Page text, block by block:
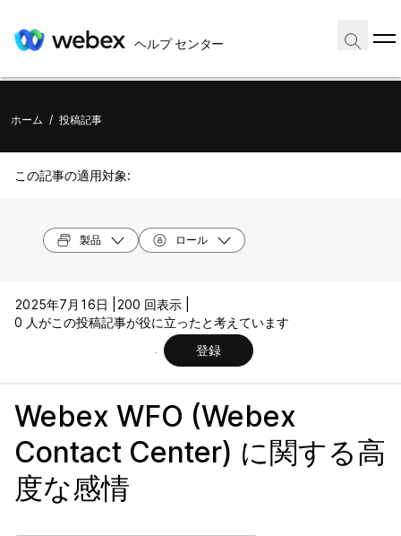
ヘルプ センター
ホーム / 投稿記事
この記事の適用対象:
製品 ロール
2025年7月16日 |
200 回表示 |
0 人がこの投稿記事が役に立ったと考えています
登録
Webex WFO (Webex
Contact Center) に関する高
度な感情